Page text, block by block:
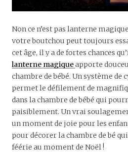
Non ce n’est pas lanterne
votre boutchou peut toujours
cet âge, il y a de fortes chances
lanterne magiqueapporte
chambre de bébé. Un système
permet le défilement de
dans la chambre de bébé qui
paisiblement. Un vrai
un moment de joie pour les
pour décorer la chambre de bé
féérie au moment de Noël !